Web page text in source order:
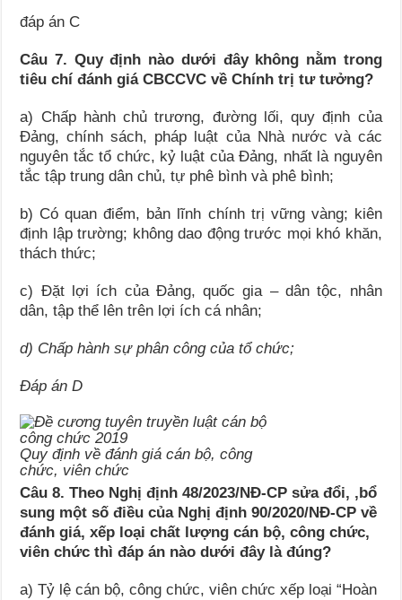
đáp án C
Câu 7. Quy định nào dưới đây không nằm trong
tiêu chí đánh giá CBCCVC về Chính trị tư tưởng?
a) Chấp hành chủ trương, đường lối, quy định của
Đảng, chính sách, pháp luật của Nhà nước và các
nguyên tắc tổ chức, kỷ luật của Đảng, nhất là nguyên
tắc tập trung dân chủ, tự phê bình và phê bình;
b) Có quan điểm, bản lĩnh chính trị vững vàng; kiên
định lập trường; không dao động trước mọi khó khăn,
thách thức;
c) Đặt lợi ích của Đảng, quốc gia – dân tộc, nhân
dân, tập thể lên trên lợi ích cá nhân;
d) Chấp hành sự phân công của tổ chức;
Đáp án D
Quy định về đánh giá cán bộ, công
chức, viên chức
Câu 8. Theo Nghị định 48/2023/NĐ-CP sửa đổi, ,bổ
sung một số điều của Nghị định 90/2020/NĐ-CP về
đánh giá, xếp loại chất lượng cán bộ, công chức,
viên chức thì đáp án nào dưới đây là đúng?
a) Tỷ lệ cán bộ, công chức, viên chức xếp loại “Hoàn